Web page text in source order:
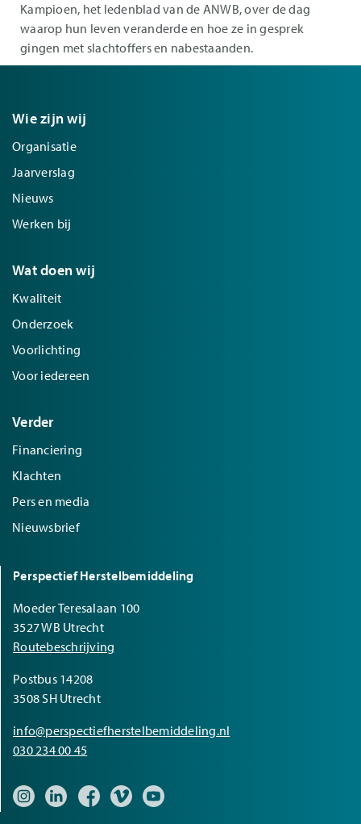
Kampioen, het ledenblad van de ANWB, over de dag
waarop hun leven veranderde en hoe ze in gesprek
gingen met slachtoffers en nabestaanden.
Wie zijn wij
Organisatie
Jaarverslag
Nieuws
Werken bij
Wat doen wij
Kwaliteit
Onderzoek
Voorlichting
Voor iedereen
Verder
Financiering
Klachten
Pers en media
Nieuwsbrief
Perspectief Herstelbemiddeling
Moeder Teresalaan 100
3527 WB Utrecht
Routebeschrijving
Postbus 14208
3508 SH Utrecht
info@perspectiefherstelbemiddeling.nl
030 234 00 45
Bezoek onze Instagram pagina
Bezoek onze LinkedIn pagina
Bezoek onze Facebook pagina
Bezoek onze Vimeo pagina
Bezoek onze YouTube pagina